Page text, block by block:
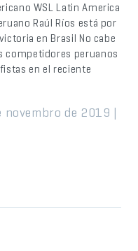
WSL Latin America
Raúl Ríos está por
en Brasil No cabe
competidores peruanos
en el reciente
novembro de 2019 |